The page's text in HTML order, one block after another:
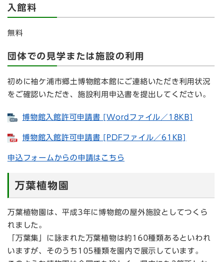
入館料
無料
団体での見学または施設の利用
初めに袖ケ浦市郷土博物館本館にご連絡いただき利用状況
をご確認いただき、施設利用申込書を提出してください。
博物館入館許可申請書 [Wordファイル／18KB]
博物館入館許可申請書 [PDFファイル／61KB]
申込フォームからの申請はこちら
万葉植物園
万葉植物園は、平成3年に博物館の屋外施設としてつくら
れました。
「万葉集」に詠まれた万葉植物は約160種類あるといわれ
いますが、そのうち105種類を園内で展示しています。